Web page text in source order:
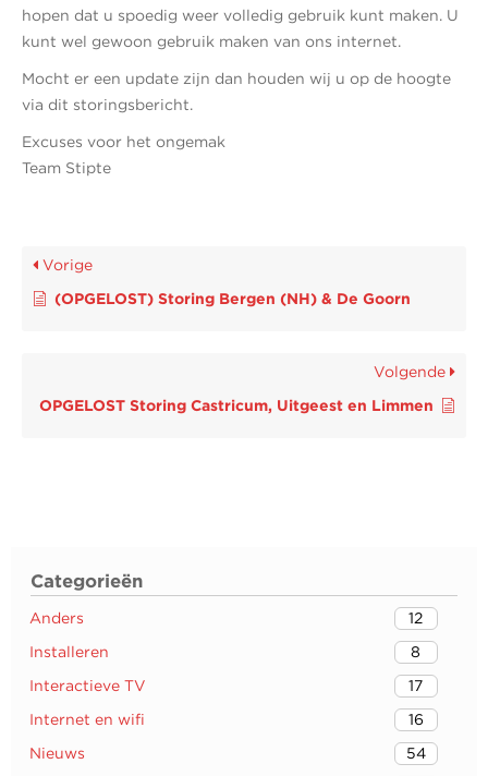
Categorieën
Anders
12
Installeren
8
Interactieve TV
17
Internet en wifi
16
Nieuws
54
hopen dat u spoedig weer volledig gebruik kunt maken. U
kunt wel gewoon gebruik maken van ons internet.
Mocht er een update zijn dan houden wij u op de hoogte
via dit storingsbericht.
Excuses voor het ongemak
Team Stipte
Vorige
(OPGELOST) Storing Bergen (NH) & De Goorn
Volgende
OPGELOST Storing Castricum, Uitgeest en Limmen